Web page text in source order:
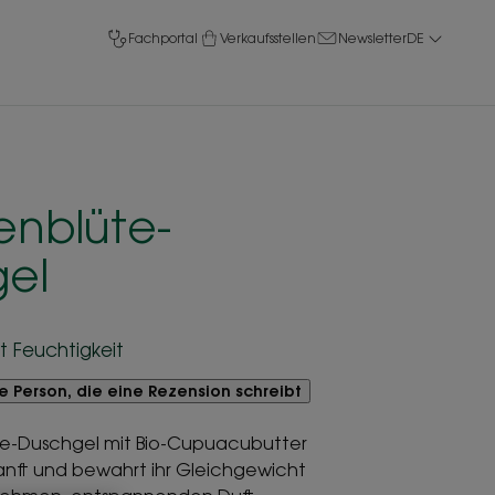
Fachportal Verkaufsstellen NewsletterDE
Feuchtigkeit
Person, die eine Rezension schreibt
Duschgel mit Bio-Cupuacubutter
und bewahrt ihr Gleichgewicht